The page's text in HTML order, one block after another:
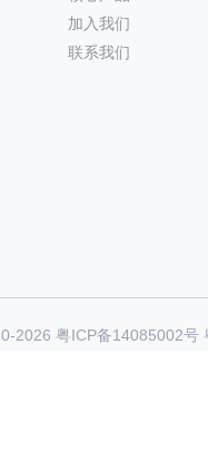
加入我们
联系我们
2026 粤ICP备14085002号